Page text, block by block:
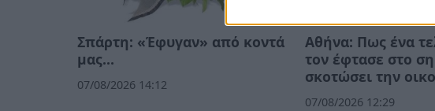
Σπάρτη: «Έφυγαν» από κοντά
μας…
07/08/2026 14:12
Αθήνα: Πως ένα
τον έφτασε στο
σκοτώσει την
07/08/2026 12:29